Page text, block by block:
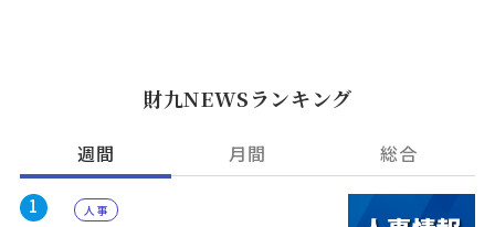
財九NEWSランキング
週間 月間 総合
1 人事